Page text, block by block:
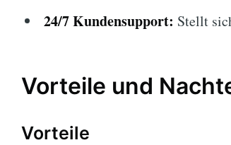
24/7 Kundensupport: Stellt
Vorteile und
Vorteile